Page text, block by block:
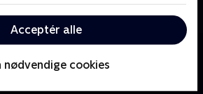
Acceptér alle
nødvendige cookies